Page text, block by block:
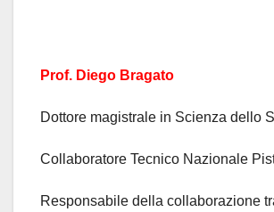
Prof. Diego Bragato
Dottore magistrale in Scienza dello
Collaboratore Tecnico Nazionale
Responsabile della collaborazione